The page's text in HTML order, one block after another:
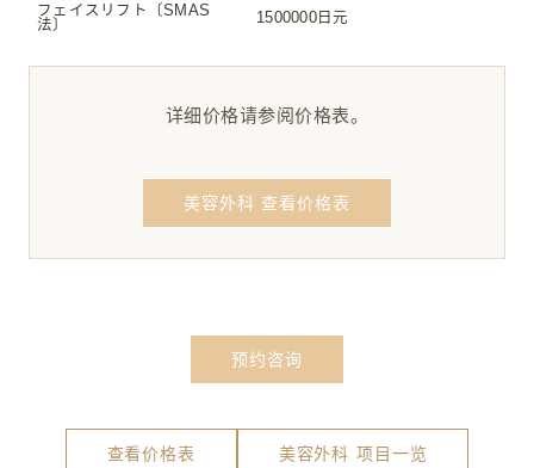
フェイスリフト〔SMAS
法〕
1500000日元
详细价格请参阅价格表。
美容外科 查看价格表
预约咨询
查看价格表 美容外科 项目一览